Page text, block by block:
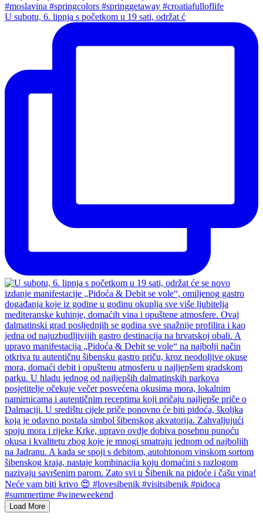
U subotu, 6. lipnja s početkom u 19 sati, održat ć
Load More